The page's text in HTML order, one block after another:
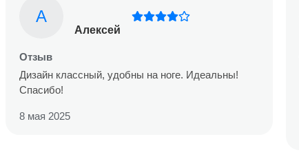
А
Алексей
Отзыв
Дизайн классный, удобны на ноге. Идеальны!
Спасибо!
8 мая 2025